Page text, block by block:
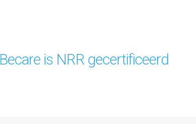
Becare is NRR gecertificeerd